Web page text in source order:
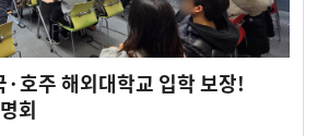
호주 해외대학교 입학 보장!
회